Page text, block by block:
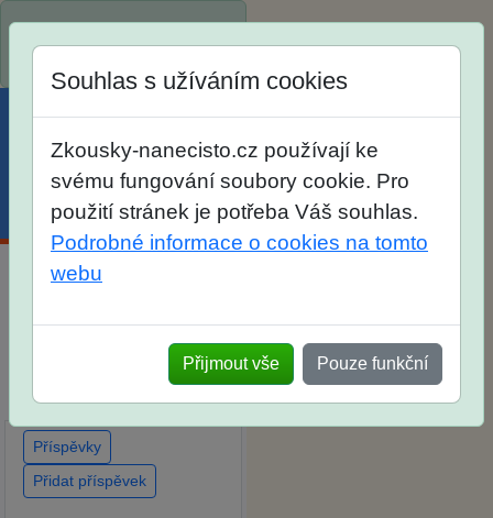
na školní rok 2026/2027!
Menu Účet Košík
zkoušek na SŠ? Vaše
ohlasy po skutečných
přijímacích zkouškách
Souhlas s užíváním cookies
Zkousky-nanecisto.cz používají ke
svému fungování soubory cookie. Pro
použití stránek je potřeba Váš souhlas.
Podrobné informace o cookies na tomto
webu
Přijmout vše Pouze funkční
Příspěvky
Přidat příspěvek